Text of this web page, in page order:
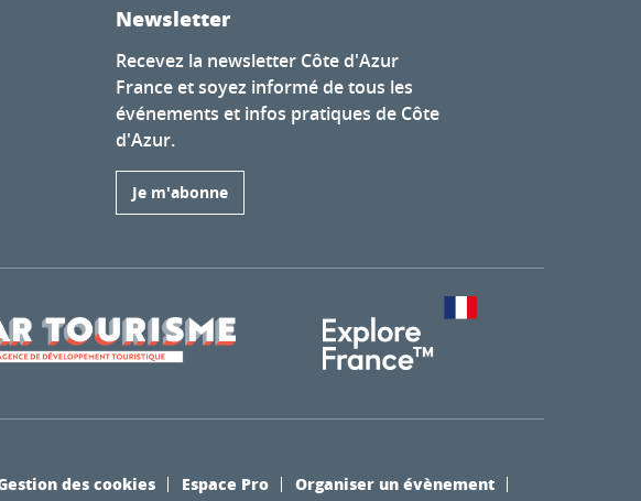
Newsletter
Recevez la newsletter Côte d'Azur
France et soyez informé de tous les
événements et infos pratiques de Côte
d'Azur.
Je m'abonne
des cookies Espace Pro
Organiser un évènement